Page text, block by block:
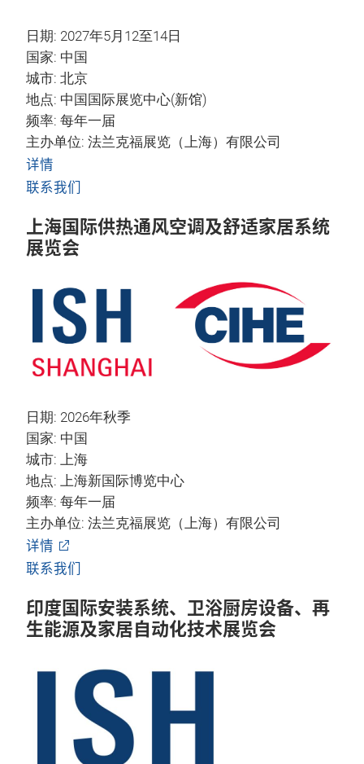
日期: 2027年5月12至14日
国家: 中国
城市: 北京
地点: 中国国际展览中心(新馆)
频率: 每年一届
主办单位: 法兰克福展览（上海）有限公司
详情
联系我们
上海国际供热通风空调及舒适家居系统
展览会
日期: 2026年秋季
国家: 中国
城市: 上海
地点: 上海新国际博览中心
频率: 每年一届
主办单位: 法兰克福展览（上海）有限公司
详情
联系我们
印度国际安装系统、卫浴厨房设备、再
生能源及家居自动化技术展览会